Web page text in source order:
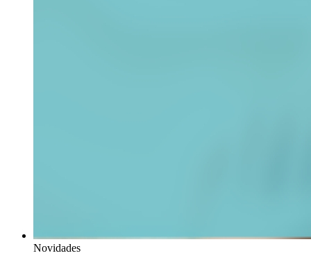
Novidades